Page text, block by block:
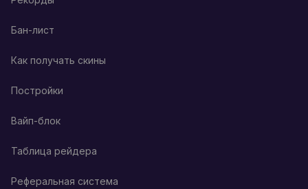
Бан-лист
Как получать скины
Постройки
Вайп-блок
Таблица рейдера
Реферальная система